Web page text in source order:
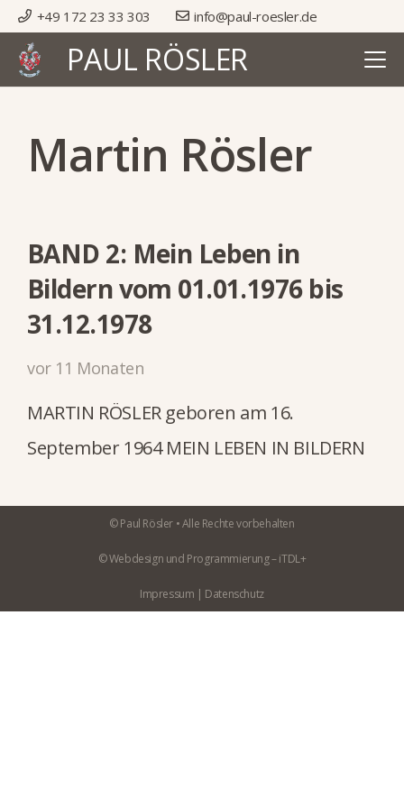
+49 172 23 33 303 info@paul-roesler.de
PAUL RÖSLER
Martin Rösler
BAND 2: Mein Leben in
Bildern vom 01.01.1976 bis
31.12.1978
vor 11 Monaten
MARTIN RÖSLER geboren am 16.
September 1964 MEIN LEBEN IN BILDERN
© Paul Rösler •Alle Rechte vorbehalten
© Webdesign und Programmierung –iTDL+
Impressum | Datenschutz